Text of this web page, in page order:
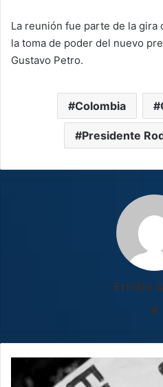
La reunión fue parte de la gira
la toma de poder del nuevo
Gustavo Petro.
Colombia
Presidente
Emilio
solicitó